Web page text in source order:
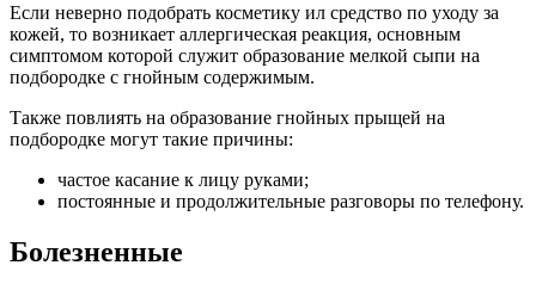
Если неверно подобрать косметику ил средство по уходу за
кожей, то возникает аллергическая реакция, основным
симптомом которой служит образование мелкой сыпи на
подбородке с гнойным содержимым.
Также повлиять на образование гнойных прыщей на
подбородке могут такие причины:
частое касание к лицу руками;
постоянные и продолжительные разговоры по телефону.
Болезненные